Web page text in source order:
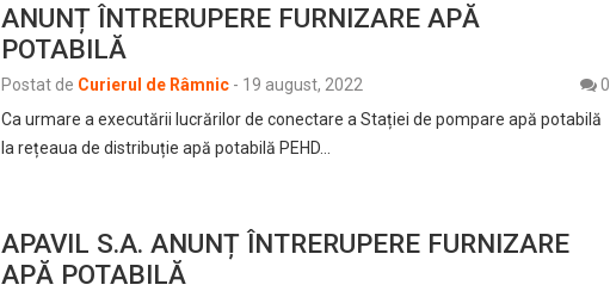
ANUNȚ ÎNTRERUPERE FURNIZARE APĂ
POTABILĂ
Postat de Curierul de Râmnic - 19 august, 2022
0
Ca urmare a executării lucrărilor de conectare a Stației de pompare apă potabilă
la rețeaua de distribuție apă potabilă PEHD…
APAVIL S.A. ANUNȚ ÎNTRERUPERE FURNIZARE
APĂ POTABILĂ